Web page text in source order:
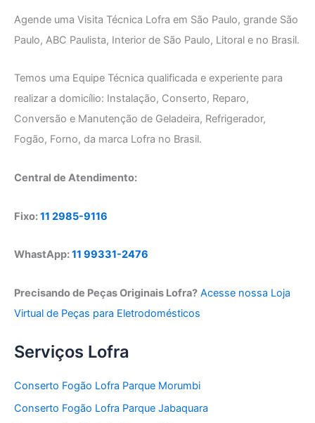
Agende uma Visita Técnica Lofra em São Paulo, grande São
Paulo, ABC Paulista, Interior de São Paulo, Litoral e no Brasil.
Temos uma Equipe Técnica qualificada e experiente para
realizar a domicílio: Instalação, Conserto, Reparo,
Conversão e Manutenção de Geladeira, Refrigerador,
Fogão, Forno, da marca Lofra no Brasil.
Central de Atendimento:
Fixo:11 2985-9116
WhastApp:11 99331-2476
Precisando de Peças Originais Lofra? Acesse nossa Loja
Virtual de Peças para Eletrodomésticos
Serviços Lofra
Conserto Fogão Lofra Parque Morumbi
Conserto Fogão Lofra Parque Jabaquara